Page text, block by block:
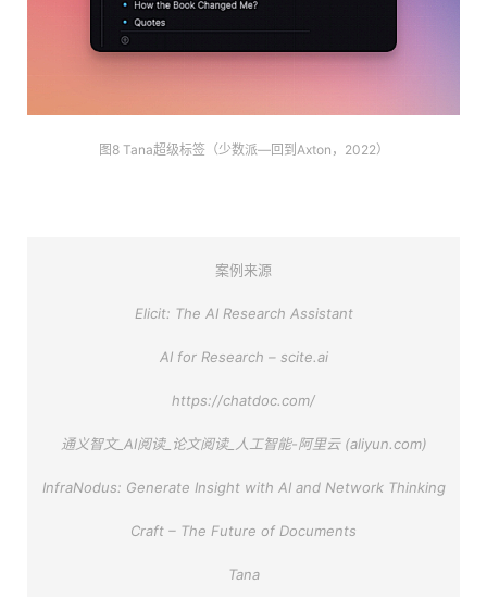
图8 Tana超级标签（少数派—回到Axton，2022）
案例来源
Elicit: The AI Research Assistant
AI for Research – scite.ai
https://chatdoc.com/
通义智文_AI阅读_论文阅读_人工智能-阿里云 (aliyun.com)
InfraNodus: Generate Insight with AI and Network Thinking
Craft – The Future of Documents
Tana